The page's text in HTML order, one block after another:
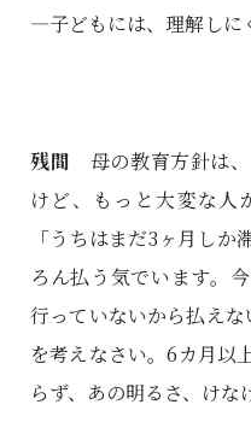
―子どもには、理解しに
残間 母の教育方針は
けど、もっと大変な人
「うちはまだ3ヶ月し
ろん払う気でいます。
行っていないから払え
を考えなさい。6カ月以
らず、あの明るさ、け